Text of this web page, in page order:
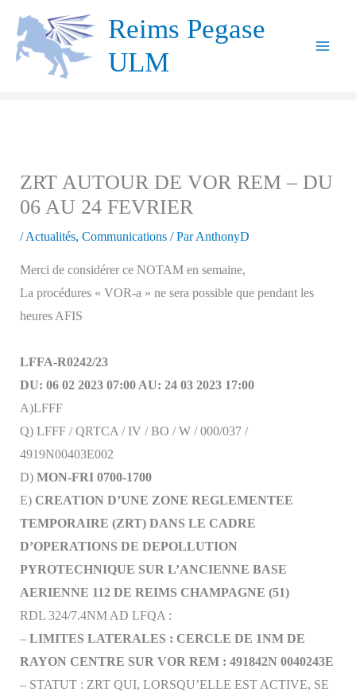
contenu
Reims Pegase
ULM
ZRT AUTOUR DE VOR REM – DU
06 AU 24 FEVRIER
/Actualités, Communications/ ParAnthonyD
Merci de considérer ce NOTAM en semaine,
La procédures « VOR-a » ne sera possible que pendant les
heures AFIS
LFFA-R0242/23
DU: 06 02 2023 07:00 AU: 24 03 2023 17:00
A)LFFF
Q) LFFF / QRTCA / IV / BO / W / 000/037 /
4919N00403E002
D) MON-FRI 0700-1700
E) CREATION D’UNE ZONE REGLEMENTEE
TEMPORAIRE (ZRT) DANS LE CADRE
D’OPERATIONS DE DEPOLLUTION
PYROTECHNIQUE SUR L’ANCIENNE BASE
AERIENNE 112 DE REIMS CHAMPAGNE (51)
RDL 324/7.4NM AD LFQA :
– LIMITES LATERALES : CERCLE DE 1NM DE
RAYON CENTRE SUR VOR REM : 491842N 0040243E
– STATUT : ZRT QUI, LORSQU’ELLE EST ACTIVE, SE